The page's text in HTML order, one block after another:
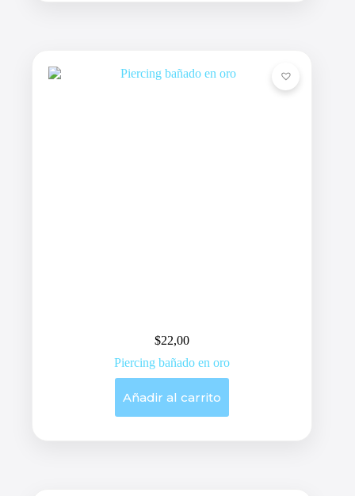
$22,00
Piercing bañado en oro
Añadir al carrito